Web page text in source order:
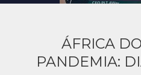
ÁFRICA
PANDEMIA: